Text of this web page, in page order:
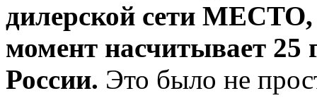
дилерской сети
момент насчитывает 25
России. Это было не